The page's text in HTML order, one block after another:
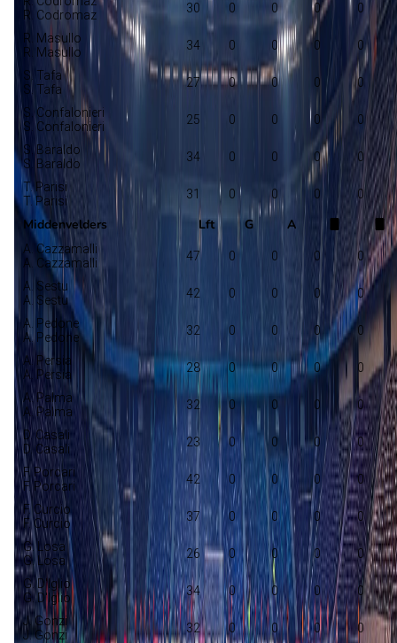
R. Codromaz
30 0 0 0 0
R. Masullo
R. Masullo
34 0 0 0 0
S. Tafa
S. Tafa
27 0 0 0 0
S. Confalonieri
S. Confalonieri
25 0 0 0 0
S. Baraldo
S. Baraldo
34 0 0 0 0
T. Parisi
T. Parisi
31 0 0 0 0
Middenvelders Lft G A
A. Cazzamalli
A. Cazzamalli
47 0 0 0 0
A. Sestu
A. Sestu
42 0 0 0 0
A. Pedone
A. Pedone
32 0 0 0 0
A. Persia
A. Persia
28 0 0 0 0
A. Palma
A. Palma
32 0 0 0 0
D. Casali
D. Casali
23 0 0 0 0
F. Porcari
F. Porcari
42 0 0 0 0
F. Curcio
F. Curcio
37 0 0 0 0
G. Losa
G. Losa
26 0 0 0 0
G. D'Iglio
G. D'Iglio
34 0 0 0 0
J. Gonzi
J. Gonzi
32 0 0 0 0